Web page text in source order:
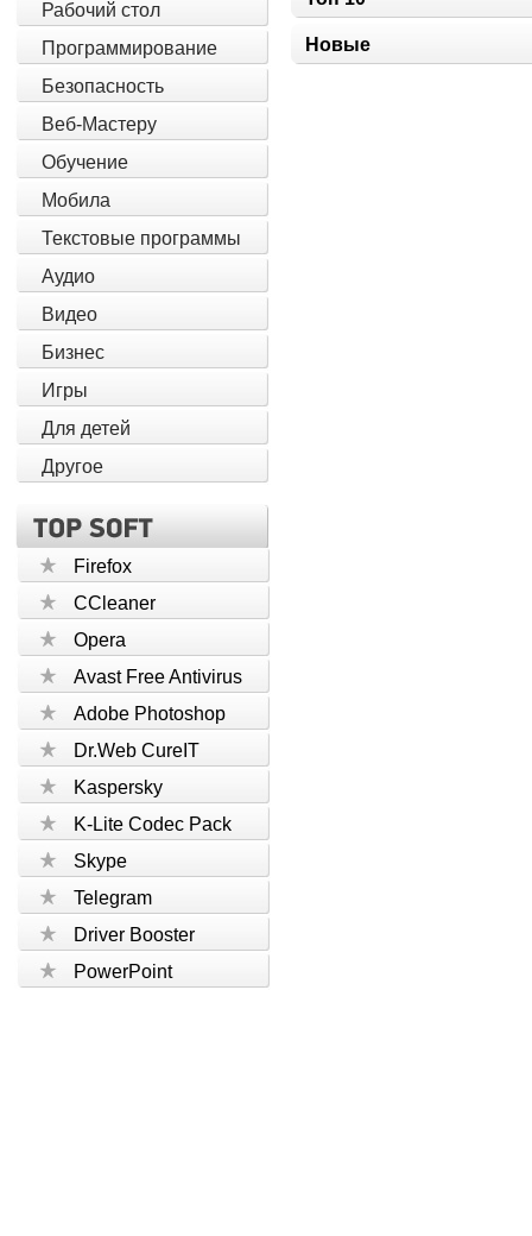
Рабочий стол
Программирование
Безопасность
Веб-Мастеру
Обучение
Мобила
Текстовые программы
Аудио
Видео
Бизнес
Игры
Для детей
Другое
Firefox
CCleaner
Opera
Avast Free Antivirus
Adobe Photoshop
Dr.Web CureIT
Kaspersky
K-Lite Codec Pack
Skype
Telegram
Driver Booster
PowerPoint
Новые